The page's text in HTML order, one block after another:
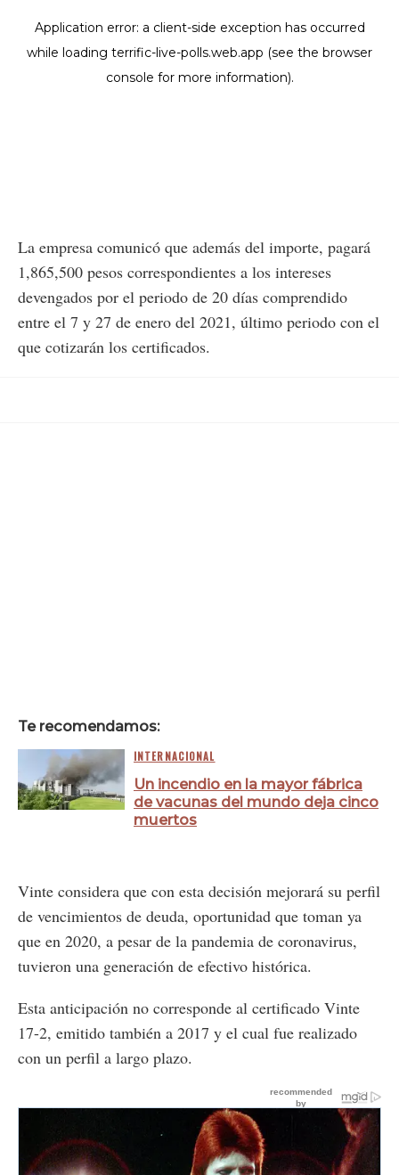
La empresa comunicó que además del importe, pagará
1,865,500 pesos correspondientes a los intereses
devengados por el periodo de 20 días comprendido
entre el 7 y 27 de enero del 2021, último periodo con el
que cotizarán los certificados.
Te recomendamos:
INTERNACIONAL
Un incendio en la mayor fábrica
de vacunas del mundo deja cinco
muertos
Vinte considera que con esta decisión mejorará su perfil
de vencimientos de deuda, oportunidad que toman ya
que en 2020, a pesar de la pandemia de coronavirus,
tuvieron una generación de efectivo histórica.
Esta anticipación no corresponde al certificado Vinte
17-2, emitido también a 2017 y el cual fue realizado
con un perfil a largo plazo.